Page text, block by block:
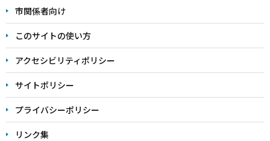
こ
ま
で
市関係者向け
このサイトの使い方
アクセシビリティポリシー
サイトポリシー
プライバシーポリシー
リンク集